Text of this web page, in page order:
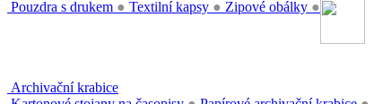
Pouzdra s drukem ● Textilní kapsy ● Zipové obálky ●
Archivační krabice